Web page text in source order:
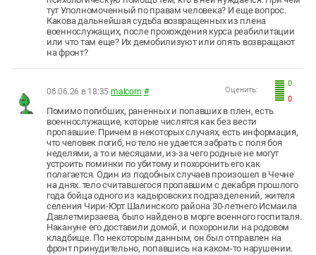
тут Уполномоченный по правам человека? И еще вопрос.
Какова дальнейшая судьба возвращенных из плена
военнослужащих, после прохождения курса реабилитации
или что там еще? Их демобилизуют или опять возвращают
на фронт?
0
0
Оценить:
06.06.26 в 18:35 malcom #
Помимо погибших, раненных и попавших в плен, есть
военнослужащие, которые числятся как без вести
пропавшие. Причем в некоторых случаях, есть информация,
что человек погиб, но тело не удается забрать с поля боя
неделями, а то и месяцами, из-за чего родные не могут
устроить поминки по убитому и похоронить его как
полагается. Один из подобных случаев произошел в Чечне
на днях. тело считавшегося пропавшим с декабря прошлого
года бойца одного из кадыровских подразделений, жителя
селения Чири-Юрт Шалинского района 30-летнего Исмаила
Давлетмирзаева, было найдено в морге военного госпиталя.
Накануне его доставили домой, и похоронили на родовом
кладбище. По некоторым данным, он был отправлен на
фронт принудительно, попавшись на каком-то нарушении.